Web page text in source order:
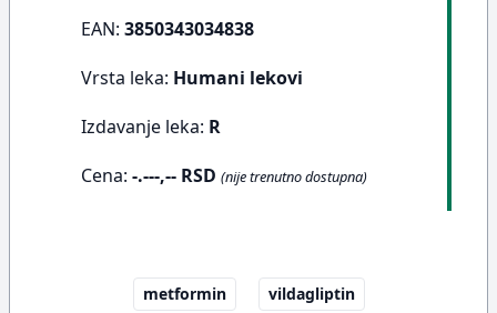
EAN: 3850343034838
Vrsta leka: Humani lekovi
Izdavanje leka: R
Cena: -.---,-- RSD (nije trenutno dostupna)
metformin vildagliptin